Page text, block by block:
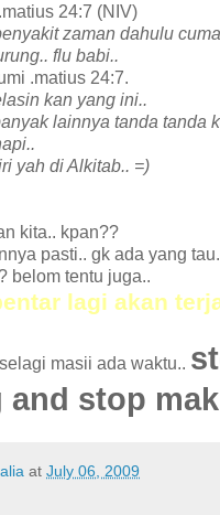
24:7 (NIV)
zaman dahulu
flu babi..
.matius 24:7.
kan yang ini..
lainnya tanda tanda
yah di Alkitab.. =)
kita.. kpan??
pasti.. gk ada yang
belom tentu juga..
lagi akan
masii ada waktu..
and stop
at July 06, 2009